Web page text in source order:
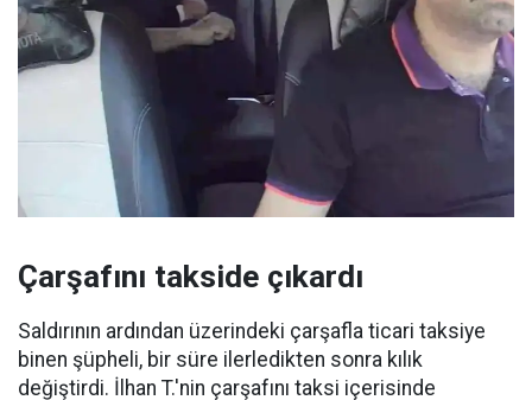
Çarşafını takside çıkardı
Saldırının ardından üzerindeki çarşafla ticari taksiye
binen şüpheli, bir süre ilerledikten sonra kılık
değiştirdi. İlhan T.'nin çarşafını taksi içerisinde